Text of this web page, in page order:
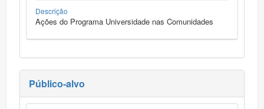
Descrição
Ações do Programa Universidade nas Comunidades
Público-alvo